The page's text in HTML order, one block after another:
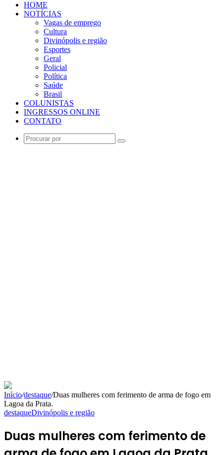
HOME
NOTÍCIAS
Vagas de emprego
Cultura
Divinópolis e região
Esportes
Geral
Policial
Política
Saúde
Brasil
COLUNISTAS
INGRESSOS ONLINE
CONTATO
Procurar
Início/destaque/Duas mulheres com ferimento de arma de fogo em
Lagoa da Prata.
destaqueDivinópolis e região
Duas mulheres com ferimento de